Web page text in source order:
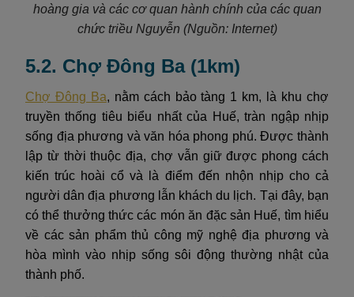
hoàng gia và các cơ quan hành chính của các quan
chức triều Nguyễn (Nguồn: Internet)
5.2. Chợ Đông Ba (1km)
Chợ Đông Ba, nằm cách bảo tàng 1 km, là khu chợ
truyền thống tiêu biểu nhất của Huế, tràn ngập nhịp
sống địa phương và văn hóa phong phú. Được thành
lập từ thời thuộc địa, chợ vẫn giữ được phong cách
kiến trúc hoài cổ và là điểm đến nhộn nhịp cho cả
người dân địa phương lẫn khách du lịch. Tại đây, bạn
có thể thưởng thức các món ăn đặc sản Huế, tìm hiểu
về các sản phẩm thủ công mỹ nghệ địa phương và
hòa mình vào nhịp sống sôi động thường nhật của
thành phố.